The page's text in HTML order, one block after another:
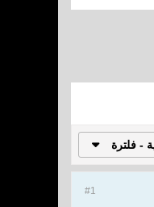
- فلترة
#1